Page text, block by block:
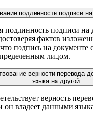
подлинности подписи
подлинность подписи на
фактов
подпись на документе
лицом.
верности перевода
языка на другой
верность
он владеет данными